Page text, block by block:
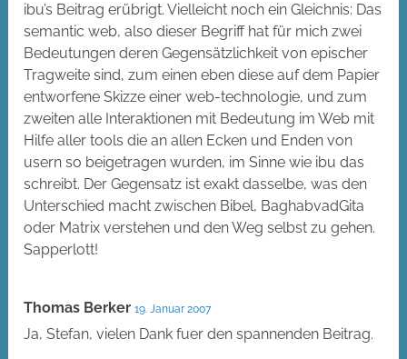
ibu’s Beitrag erübrigt. Vielleicht noch ein Gleichnis: Das
semantic web, also dieser Begriff hat für mich zwei
Bedeutungen deren Gegensätzlichkeit von epischer
Tragweite sind, zum einen eben diese auf dem Papier
entworfene Skizze einer web-technologie, und zum
zweiten alle Interaktionen mit Bedeutung im Web mit
Hilfe aller tools die an allen Ecken und Enden von
usern so beigetragen wurden, im Sinne wie ibu das
schreibt. Der Gegensatz ist exakt dasselbe, was den
Unterschied macht zwischen Bibel, BaghabvadGita
oder Matrix verstehen und den Weg selbst zu gehen.
Sapperlott!
Thomas Berker 19. Januar 2007
Ja, Stefan, vielen Dank fuer den spannenden Beitrag.